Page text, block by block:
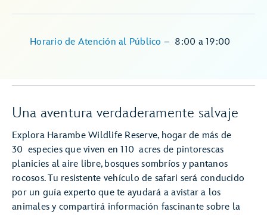
Horario de Atención al Público – 8:00 a 19:00
Una aventura verdaderamente salvaje
Explora Harambe Wildlife Reserve, hogar de más de
30 especies que viven en 110 acres de pintorescas
planicies al aire libre, bosques sombríos y pantanos
rocosos. Tu resistente vehículo de safari será conducido
por un guía experto que te ayudará a avistar a los
animales y compartirá información fascinante sobre la